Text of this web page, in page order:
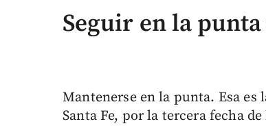
Seguir en la
Mantenerse en la punta. Esa
Santa Fe, por la tercera fecha